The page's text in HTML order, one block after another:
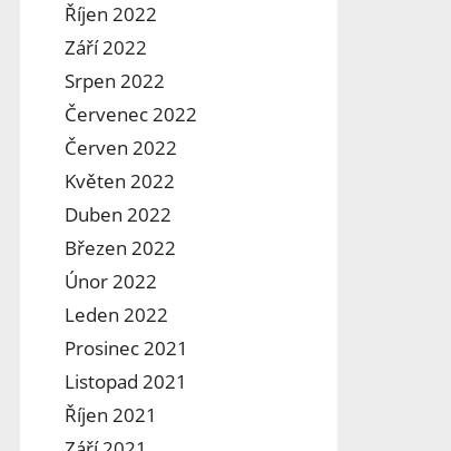
Říjen 2022
Září 2022
Srpen 2022
Červenec 2022
Červen 2022
Květen 2022
Duben 2022
Březen 2022
Únor 2022
Leden 2022
Prosinec 2021
Listopad 2021
Říjen 2021